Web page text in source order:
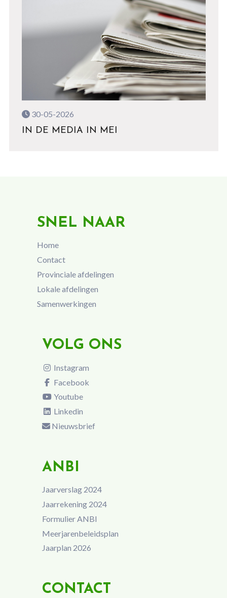
30-05-2026
IN DE MEDIA IN MEI
SNEL NAAR
Home
Contact
Provinciale afdelingen
Lokale afdelingen
Samenwerkingen
VOLG ONS
Instagram
Facebook
Youtube
Linkedin
Nieuwsbrief
ANBI
Jaarverslag 2024
Jaarrekening 2024
Formulier ANBI
Meerjarenbeleidsplan
Jaarplan 2026
CONTACT